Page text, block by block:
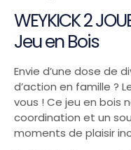
WEYKICK 2
Jeu en Bois
Envie d’une dose de
d’action en famille ?
vous ! Ce jeu en bois
coordination et un
moments de plaisir